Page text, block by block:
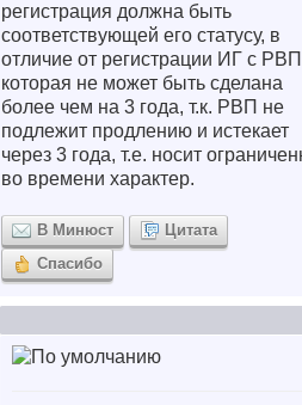
регистрация должна быть
соответствующей его статусу, в
отличие от регистрации ИГ с
которая не может быть сделана
более чем на 3 года, т.к. РВП не
подлежит продлению и истекает
через 3 года, т.е. носит
во времени характер.
В Минюст
Цитата
Спасибо